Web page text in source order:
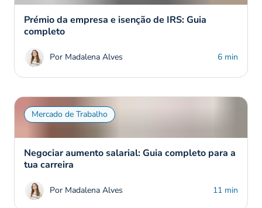
Prémio da empresa e isenção de IRS: Guia
completo
Por Madalena Alves 6 min
Mercado de Trabalho
Negociar aumento salarial: Guia completo para a
tua carreira
Por Madalena Alves 11 min